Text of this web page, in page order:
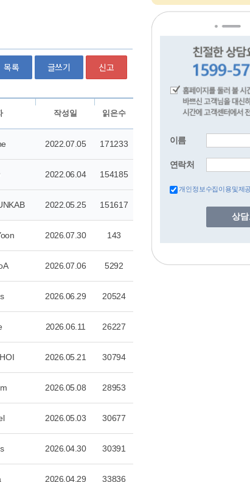
목록 글쓰기 신고
이름
연락처
개인정보수집이용및제
상